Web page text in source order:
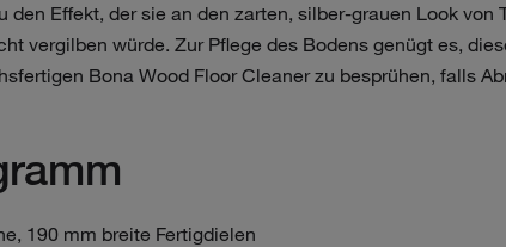
den Effekt, der sie an den zarten, silber-grauen Look von
vergilben würde. Zur Pflege des Bodens genügt es,
Bona Wood Floor Cleaner zu besprühen, falls
190 mm breite Fertigdielen